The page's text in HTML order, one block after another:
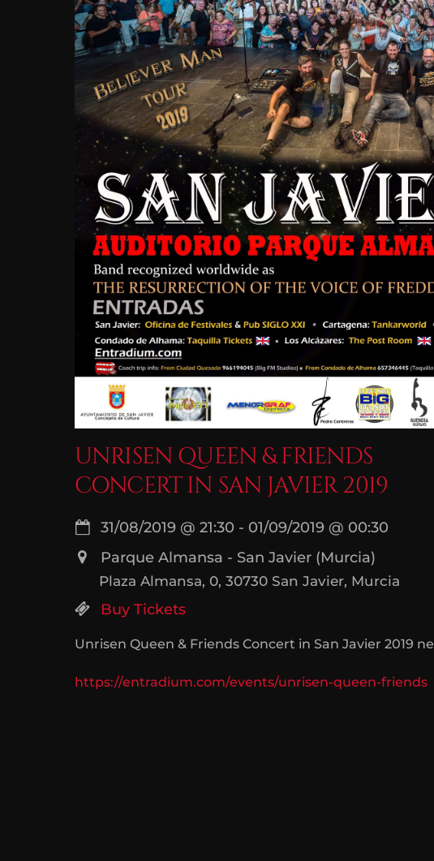
UNRISEN QUEEN & FRIENDS
CONCERT IN SAN JAVIER 2019
31/08/2019 @ 21:30 - 01/09/2019@ 00:30
Parque Almansa - San Javier (Murcia)
Plaza Almansa, 0, 30730 San Javier, Murcia
Buy Tickets
Unrisen Queen & Friends Concert in San Javier 2019
https://entradium.com/events/unrisen-queen-friends